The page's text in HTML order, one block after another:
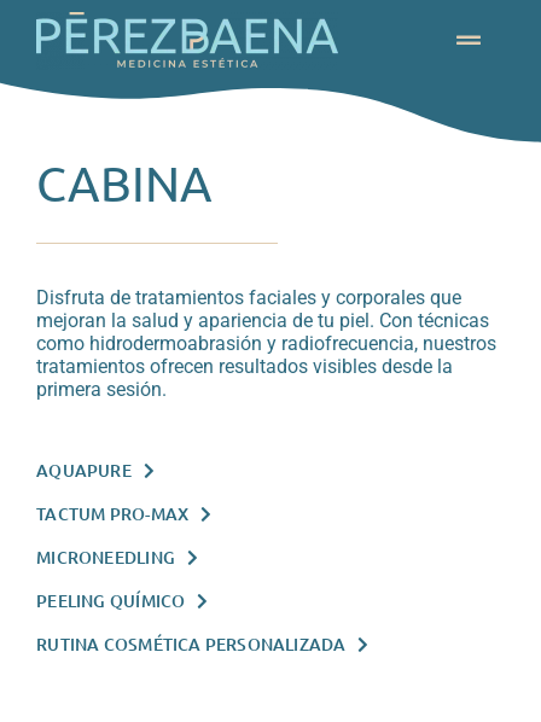
content
Toggle
MEDICINA ESTÉTICA
PIEL
CABINA
Disfruta de tratamientos faciales y corporales que
mejoran la salud y apariencia de tu piel. Con técnicas
como hidrodermoabrasión y radiofrecuencia, nuestros
tratamientos ofrecen resultados visibles desde la
primera sesión.
AQUAPURE
TACTUM PRO-MAX
MICRONEEDLING
PEELING QUÍMICO
RUTINA COSMÉTICA PERSONALIZADA